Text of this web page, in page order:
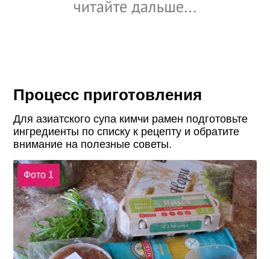
Процесс приготовления
Для азиатского супа кимчи рамен подготовьте
ингредиенты по списку к рецепту и обратите
внимание на полезные советы.
Фото 1